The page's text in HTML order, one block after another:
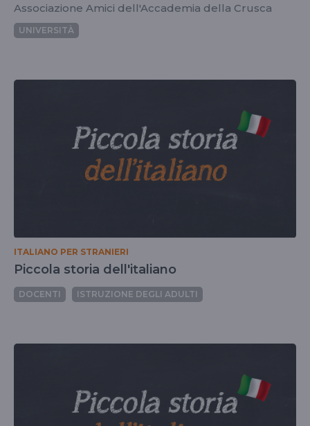
Associazione Amici dell'Accademia della Crusca
UNIVERSITÀ
ITALIANO PER STRANIERI
Piccola storia dell'italiano
DOCENTI ISTRUZIONE DEGLI ADULTI